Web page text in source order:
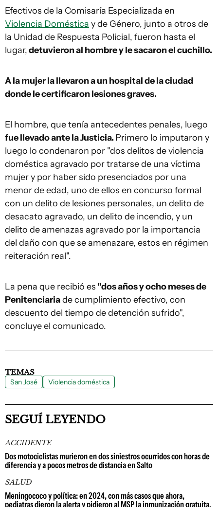
Efectivos de la Comisaría Especializada en
Violencia Doméstica y de Género, junto a otros de
la Unidad de Respuesta Policial, fueron hasta el
lugar,detuvieron al hombre y le sacaron el cuchillo.
A la mujer la llevaron a un hospital de la ciudad
donde le certificaron lesiones graves.
El hombre, que tenía antecedentes penales, luego
fue llevado ante la Justicia. Primero lo imputaron y
luego lo condenaron por "dos delitos de violencia
doméstica agravado por tratarse de una víctima
mujer y por haber sido presenciados por una
menor de edad, uno de ellos en concurso formal
con un delito de lesiones personales, un delito de
desacato agravado, un delito de incendio, y un
delito de amenazas agravado por la importancia
del daño con que se amenazare, estos en régimen
reiteración real".
La pena que recibió es "dos años y ocho meses de
Penitenciariade cumplimiento efectivo, con
descuento del tiempo de detención sufrido",
concluye el comunicado.
TEMAS
San José Violencia doméstica
SEGUÍ LEYENDO
ACCIDENTE
Dos motociclistas murieron en dos siniestros ocurridos con horas de
diferencia y a pocos metros de distancia en Salto
SALUD
Meningococo y política: en 2024, con más casos que ahora,
pediatras dieron la alerta y pidieron al MSP la inmunización gratuita,